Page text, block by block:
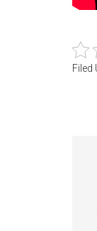
Filed